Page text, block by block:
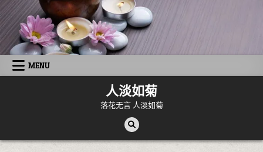
Skip to content
MENU
人淡如菊
落花无言 人淡如菊